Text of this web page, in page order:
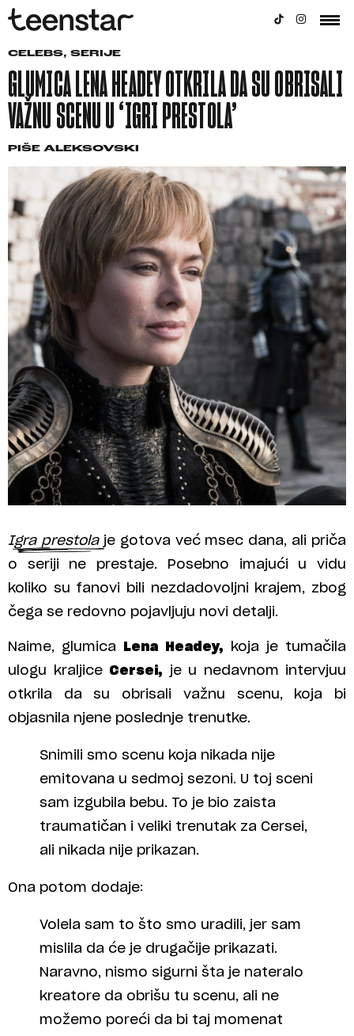
CELEBS, SERIJE
GLUMICA LENA HEADEY OTKRILA DA SU OBRISALI
VAŽNU SCENU U ‘IGRI PRESTOLA’
PIŠE ALEKSOVSKI
Igra prestolaje gotova već msec dana, ali priča
o seriji ne prestaje. Posebno imajući u vidu
koliko su fanovi bili nezdadovoljni krajem, zbog
čega se redovno pojavljuju novi detalji.
Naime, glumica Lena Headey, koja je tumačila
ulogu kraljice Cersei, je u nedavnom intervjuu
otkrila da su obrisali važnu scenu, koja bi
objasnila njene poslednje trenutke.
Snimili smo scenu koja nikada nije
emitovana u sedmoj sezoni. U toj sceni
sam izgubila bebu. To je bio zaista
traumatičan i veliki trenutak za Cersei,
ali nikada nije prikazan.
Ona potom dodaje:
Volela sam to što smo uradili, jer sam
mislila da će je drugačije prikazati.
Naravno, nismo sigurni šta je nateralo
kreatore da obrišu tu scenu, ali ne
možemo poreći da bi taj momenat